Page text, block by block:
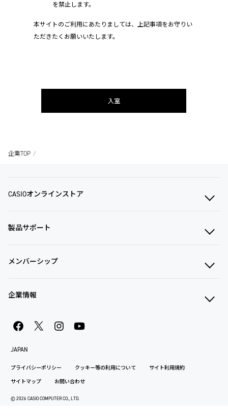
を禁止します。
本サイトのご利用にあたりましては、上記事項をお守りい
ただきたくお願いいたします。
入室
企業TOP
CASIOオンラインストア
製品サポート
メンバーシップ
企業情報
プライバシーポリシー クッキー等の利用について サイト利用規約
サイトマップ お問い合わせ
JAPAN
© 2026 CASIO COMPUTER CO., LTD.